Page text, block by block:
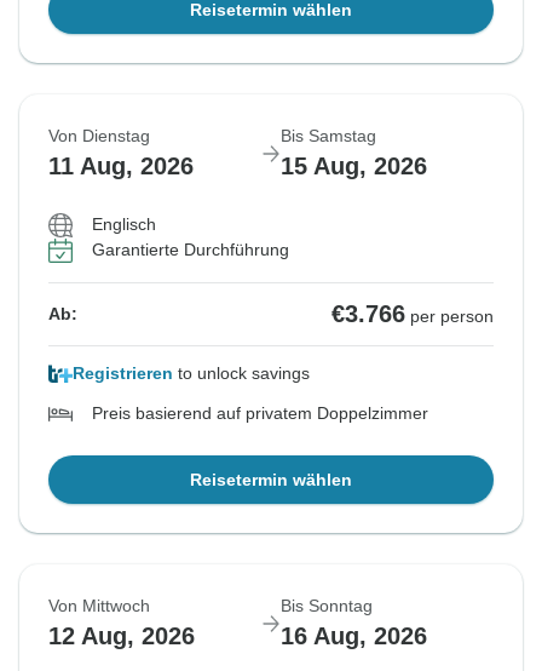
Reisetermin wählen
Von Dienstag
11 Aug, 2026
Bis Samstag
15 Aug, 2026
Englisch
Garantierte Durchführung
Ab: €3.766 per person
Registrieren to unlock savings
Preis basierend auf privatem Doppelzimmer
Reisetermin wählen
Von Mittwoch
12 Aug, 2026
Bis Sonntag
16 Aug, 2026